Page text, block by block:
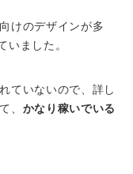
けのデザインが多
いました。
ていないので、詳し
、 かなり稼いでいる